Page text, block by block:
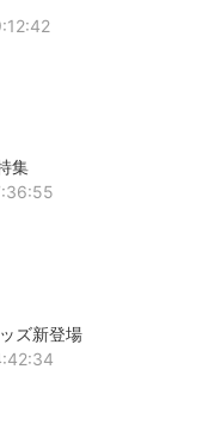
集
ズ新登場